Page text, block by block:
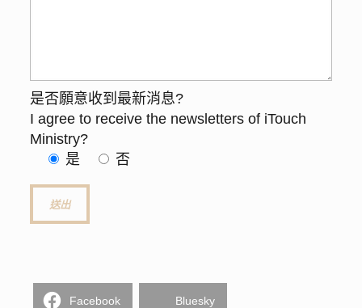
是否願意收到最新消息?
I agree to receive the newsletters of iTouch
Ministry?
是
否
Facebook Bluesky